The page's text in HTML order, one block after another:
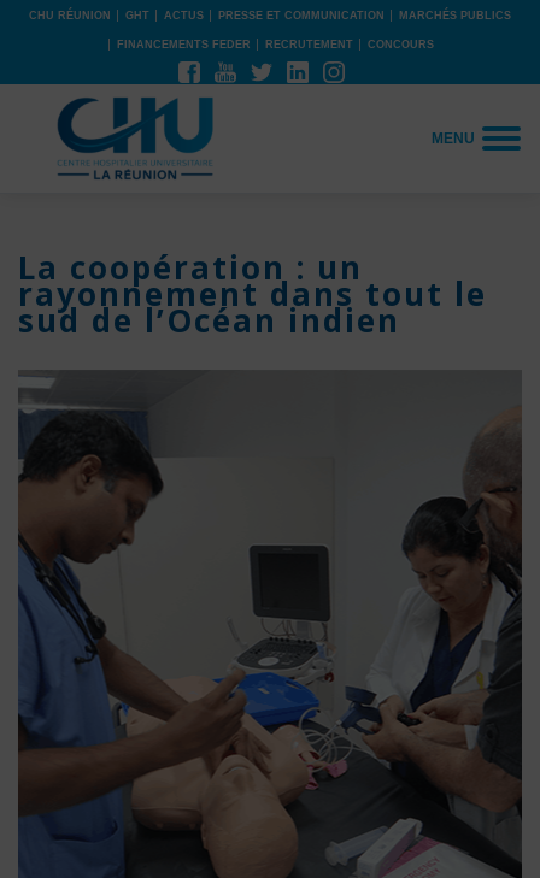
CHU RÉUNION GHT ACTUS PRESSE ET COMMUNICATION MARCHÉS PUBLICS
FINANCEMENTS FEDER RECRUTEMENT CONCOURS
MENU
La coopération : un
rayonnement dans tout le
sud de l’Océan indien